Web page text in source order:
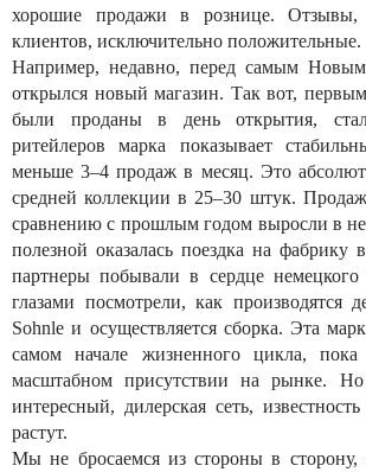
хорошие продажи в рознице. Отзывы,
клиентов, исключительно положительные.
Например, недавно, перед самым
открылся новый магазин. Так вот,
были проданы в день открытия,
ритейлеров марка показывает
меньше 3–4 продаж в месяц. Это
средней коллекции в 25–30 штук.
сравнению с прошлым годом выросли в
полезной оказалась поездка на фабрику
партнеры побывали в сердце
глазами посмотрели, как производятся
Sohnle и осуществляется сборка. Эта
самом начале жизненного цикла,
масштабном присутствии на рынке.
интересный, дилерская сеть,
растут.
Мы не бросаемся из стороны в сторону,